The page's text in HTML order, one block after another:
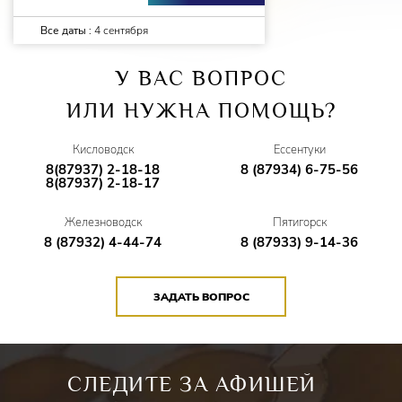
Режиссер –Алла Чепинога
Дарья Саморокова
Костюмный цех – Диана Ледовских
Художник по свету –
Музыкальный руководитель – Роман Авнесов
Коуч по «Кавказским диалектам» –Тимур Дорогов
Роман Радионов, Сергей Чеботарев
Ответственный концертмейстер –
Осветительский цех – Николай Мохнач, Сергей Чеботарев
Все даты : 4 сентября
У ВАС ВОПРОС
ИЛИ НУЖНА ПОМОЩЬ?
Кисловодск
8(87937) 2-18-18
8(87937) 2-18-17
Ессентуки
8 (87934) 6-75-56
Железноводск
8 (87932) 4-44-74
Пятигорск
8 (87933) 9-14-36
ЗАДАТЬ ВОПРОС
СЛЕДИТЕ ЗА АФИШЕЙ